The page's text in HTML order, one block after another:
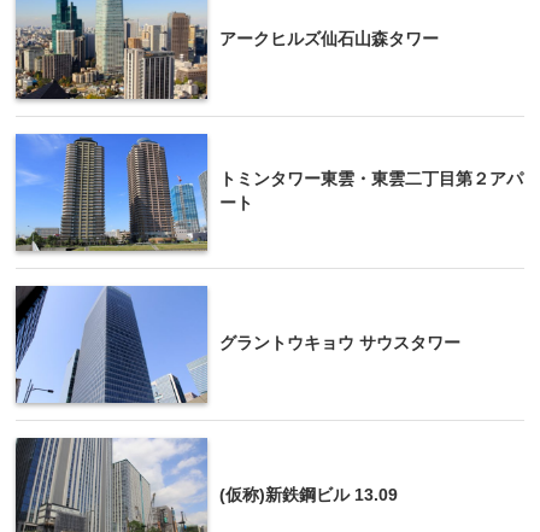
アークヒルズ仙石山森タワー
トミンタワー東雲・東雲二丁目第２アパ
ート
グラントウキョウ サウスタワー
(仮称)新鉄鋼ビル 13.09